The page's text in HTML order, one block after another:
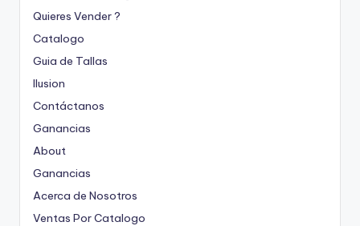
Quieres Vender ?
Catalogo
Guia de Tallas
Ilusion
Contáctanos
Ganancias
About
Ganancias
Acerca de Nosotros
Ventas Por Catalogo